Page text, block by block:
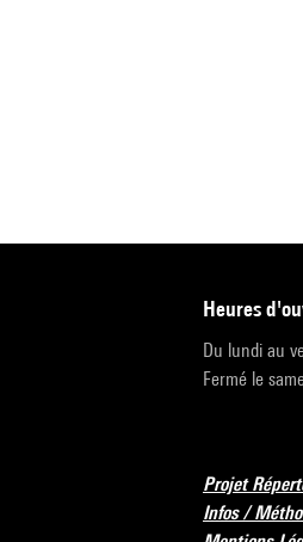
heures
Du lundi au
Fermé le
Projet
Infos /